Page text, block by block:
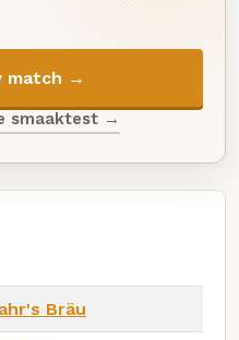
match →
smaaktest →
Bräu